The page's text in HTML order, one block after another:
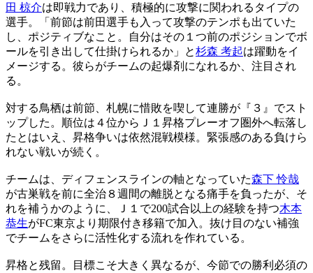
田 椋介は即戦力であり、積極的に攻撃に関われるタイプの
選手。「前節は前田選手も入って攻撃のテンポも出ていた
し、ポジティブなこと。自分はその１つ前のポジションでボ
ールを引き出して仕掛けられるか」と杉森 考起は躍動をイ
メージする。彼らがチームの起爆剤になれるか、注目され
る。
対する鳥栖は前節、札幌に惜敗を喫して連勝が『３』でスト
ップした。順位は４位からＪ１昇格プレーオフ圏外へ転落し
たとはいえ、昇格争いは依然混戦模様。緊張感のある負けら
れない戦いが続く。
チームは、ディフェンスラインの軸となっていた森下 怜哉
が古巣戦を前に全治８週間の離脱となる痛手を負ったが、そ
れを補うかのように、Ｊ１で200試合以上の経験を持つ木本
恭生がFC東京より期限付き移籍で加入。抜け目のない補強
でチームをさらに活性化する流れを作れている。
昇格と残留。目標こそ大きく異なるが、今節での勝利必須の